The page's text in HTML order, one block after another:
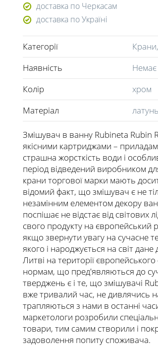
доставка по Черкасам
доставка по Україні
Категорії
Наявність
Немає
Колір
хром
Матеріал
латунь
Змішувач в ванну Rubineta Rubin
якісними картриджами –
страшна жорсткість води і
період відведений виробником
крани торгової марки мають
відомий факт, що змішувач є не
незамінним елементом декору
поспішає не відстає від світових
свого продукту на європейський
якщо звернути увагу на сучасне
якого і народжується на світ
Литві на території
нормам, що пред'являються до
тверджень є і те, що змішувачі
вже тривалий час, не дивлячись
трапляються з нами в останні
маркетологи розробили
товари, тим самим створили і
задоволення попиту споживача.